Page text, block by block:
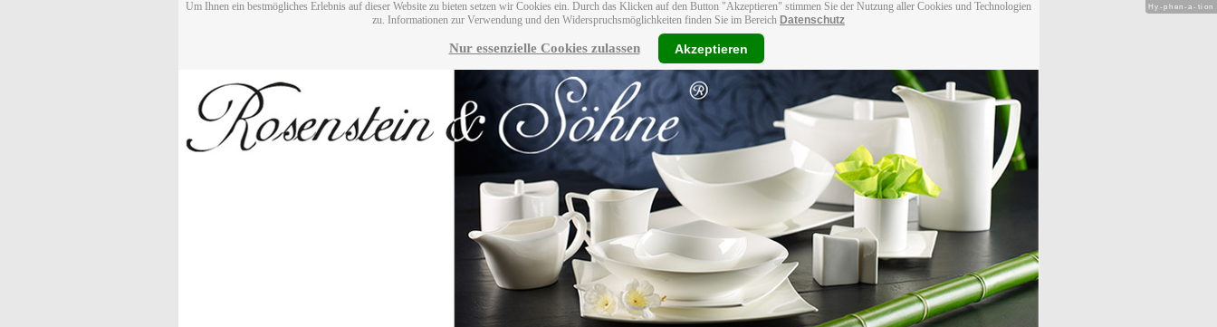
Um Ihnen ein bestmögliches Erlebnis auf dieser Website zu bieten setzen wir Cookies ein. Durch das Klicken auf den Button "Akzeptieren" stimmen Sie der Nutzung aller Cookies und Technologien
zu. Informationen zur Verwendung und den Widerspruchsmöglichkeiten finden Sie im Bereich Datenschutz
Nur essenzielle Cookies zulassen Akzeptieren
Hy-phen-a-tion